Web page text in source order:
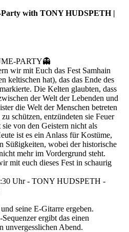
with TONY HUDSPETH |
PARTY👻
wir mit Euch das Fest Samhain
keltischen hat), das das Ende des
Die Kelten glaubten, dass
der Welt der Lebenden und
die Welt der Menschen betreten
schützen, entzündeten sie Feuer
von den Geistern nicht als
ist es ein Anlass für Kostüme,
Süßigkeiten, wobei der historische
mehr im Vordergrund steht.
mit euch dieses Fest in schaurig
Uhr - TONY HUDSPETH -
seine E-Gitarre ergeben.
ergibt das einen
unvergesslichen Abend.